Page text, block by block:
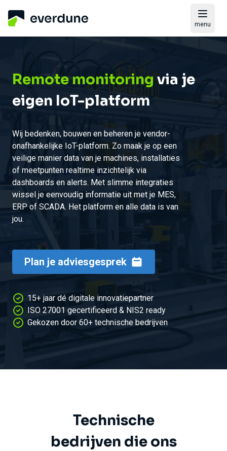
menu
Remote monitoring via je
eigen IoT-platform
Wij bedenken, bouwen en beheren je vendor-
onafhankelijke IoT-platform. Zo maak je op een
veilige manier data van je machines, installaties
of meetpunten realtime inzichtelijk via
dashboards en alerts. Met slimme integraties
wissel je eenvoudig informatie uit met je MES,
ERP of SCADA. Het platform en alle data is van
jou.
Plan je adviesgesprek
15+ jaar dé digitale innovatiepartner
ISO 27001 gecertificeerd & NIS2 ready
Gekozen door 60+ technische bedrijven
Technische
bedrijven die ons